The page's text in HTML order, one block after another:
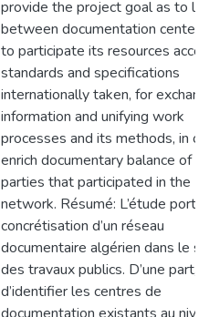
provide the project goal as to
between documentation
to participate its resources
standards and specifications
internationally taken, for
information and unifying work
processes and its methods, in
enrich documentary balance of
parties that participated in the
network. Résumé: L’étude porte
concrétisation d’un réseau
documentaire algérien dans le
des travaux publics. D’une part, il
d’identifier les centres de